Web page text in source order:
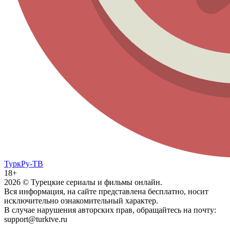
ТуркРу-ТВ
18+
2026 © Турецкие сериалы и фильмы онлайн.
Вся информация, на сайте представлена бесплатно, носит
исключительно ознакомительный характер.
В случае нарушения авторских прав, обращайтесь на почту:
support@turktve.ru